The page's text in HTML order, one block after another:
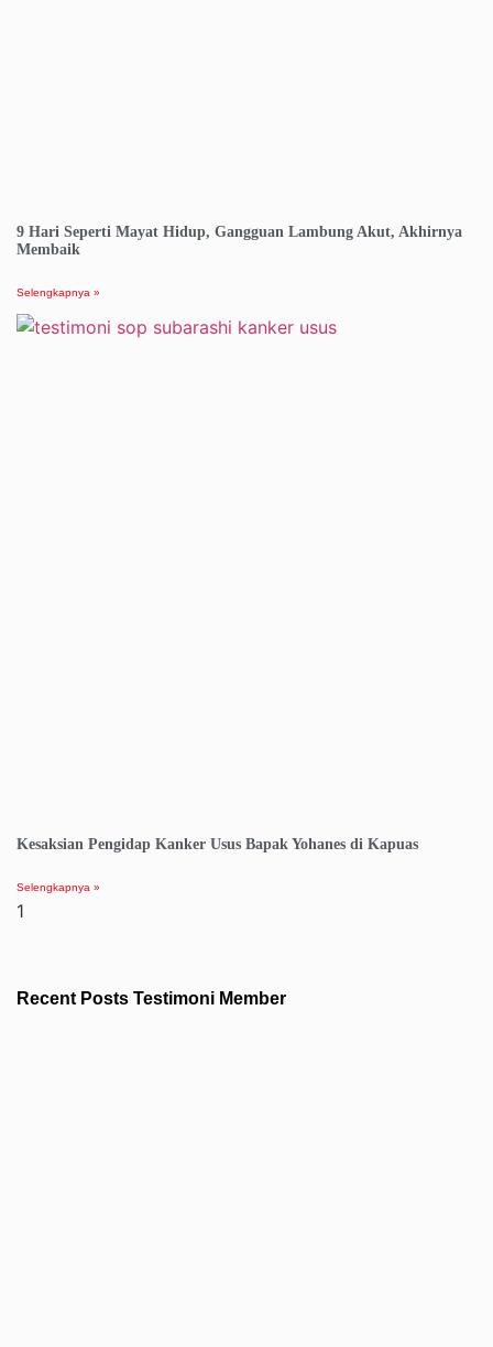
9 Hari Seperti Mayat Hidup, Gangguan Lambung Akut, Akhirnya
Membaik
Selengkapnya »
Kesaksian Pengidap Kanker Usus Bapak Yohanes di Kapuas
Selengkapnya »
Recent Posts Testimoni Member